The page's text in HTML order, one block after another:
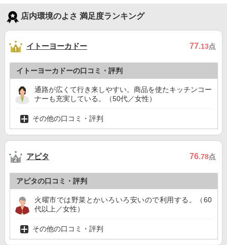
店内環境のよさ 満足度ランキング
イトーヨーカドー 77.13点
イトーヨーカドーの口コミ・評判
通路が広くて行き来しやすい。商品を使たキッチンコー
ナーも充実している。（50代／女性）
その他の口コミ・評判
アピタ 76.78点
アピタの口コミ・評判
火曜市では野菜とかいろいろ安いので利用する。（60
代以上／女性）
その他の口コミ・評判